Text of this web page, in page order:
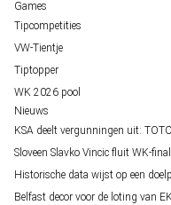
Games
Tipcompetities
VW-Tientje
Tiptopper
WK 2026 pool
Nieuws
KSA deelt vergunningen uit:
Sloveen Slavko Vincic fluit WK-
Historische data wijst op een
Belfast decor voor de loting van